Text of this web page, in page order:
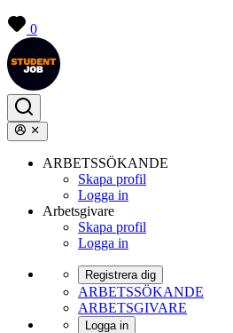
0
ARBETSSÖKANDE
Skapa profil
Logga in
Arbetsgivare
Skapa profil
Logga in
Registrera dig
ARBETSSÖKANDE
ARBETSGIVARE
Logga in